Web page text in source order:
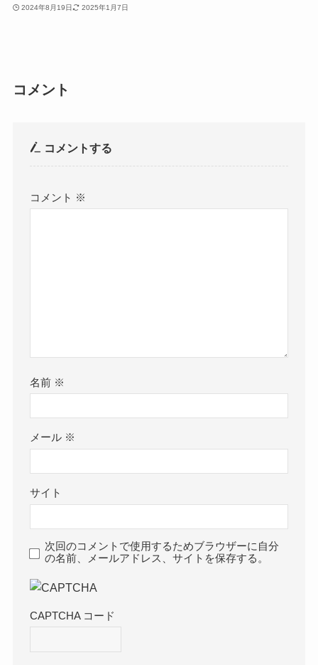
2024年8月19日 2025年1月7日
コメント
コメントする
コメント ※
名前 ※
メール ※
サイト
次回のコメントで使用するためブラウザーに自分
の名前、メールアドレス、サイトを保存する。
CAPTCHA コード